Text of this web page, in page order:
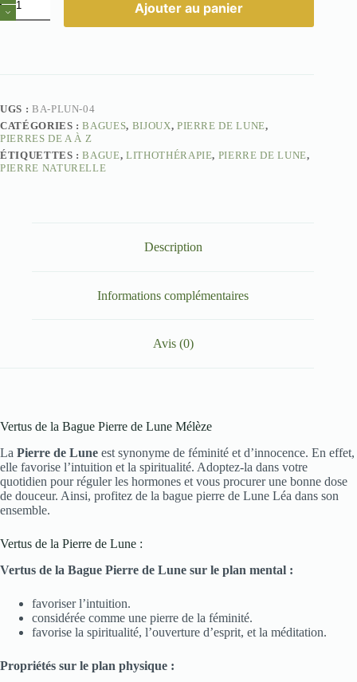
de
Bague
Ajouter au panier
UGS : BA-PLUN-04
CATÉGORIES :BAGUES, BIJOUX, PIERRE DE LUNE,
PIERRES DE A À Z
ÉTIQUETTES :BAGUE,LITHOTHÉRAPIE, PIERRE DE LUNE,
PIERRE NATURELLE
Description
Informations complémentaires
Avis (0)
Vertus de la Bague Pierre de Lune Mélèze
La Pierre de Lune est synonyme de féminité et d’innocence. En effet,
elle favorise l’intuition et la spiritualité. Adoptez-la dans votre
quotidien pour réguler les hormones et vous procurer une bonne dose
de douceur. Ainsi, profitez de la bague pierre de Lune Léa dans son
ensemble.
Vertus de la Pierre de Lune :
Vertus de la Bague Pierre de Lune sur le plan mental :
favoriser l’intuition.
considérée comme une pierre de la féminité.
favorise la spiritualité, l’ouverture d’esprit, et la méditation.
Propriétés sur le plan physique :